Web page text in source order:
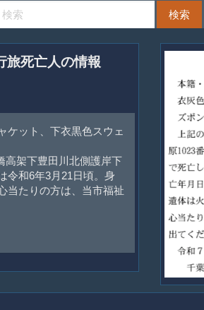
旅死亡人の情報
ケット、下衣黒色スウェ
高架下豊田川北側護岸下
令和6年3月21日頃。身
当たりの方は、当市福祉